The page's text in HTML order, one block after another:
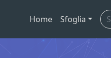
Home Sfoglia